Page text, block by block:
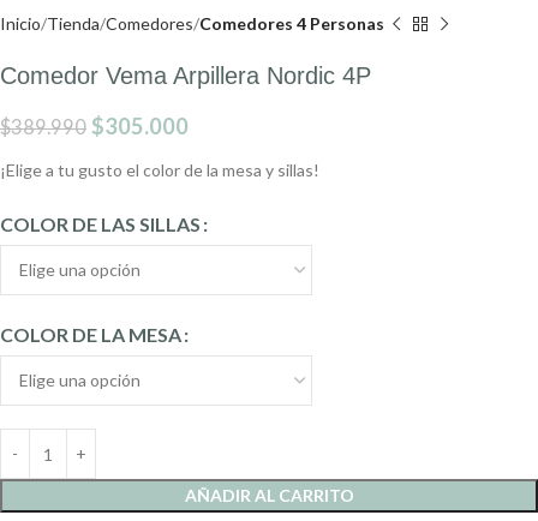
Inicio Tienda Comedores Comedores 4 Personas
Comedor Vema Arpillera Nordic 4P
$389.990 $305.000
¡Elige a tu gusto el color de la mesa y sillas!
COLOR DE LAS SILLAS
COLOR DE LA MESA
AÑADIR AL CARRITO